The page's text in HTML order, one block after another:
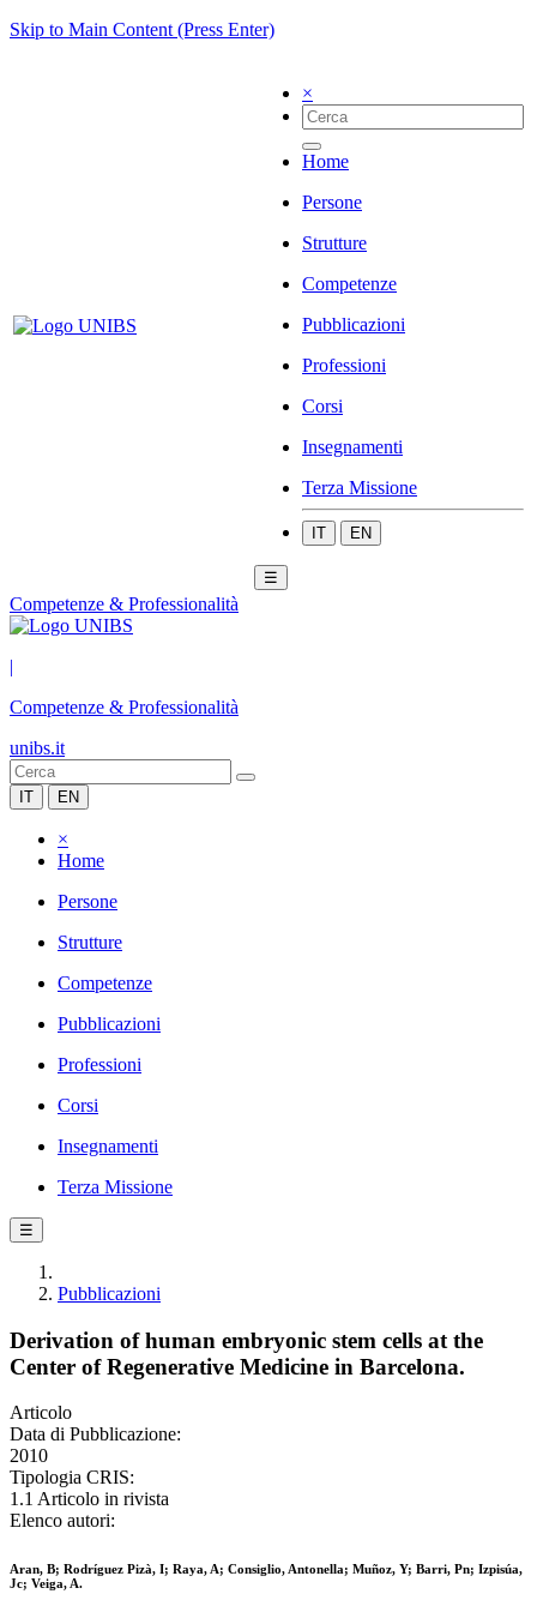
Skip to Main Content (Press Enter)
×
Home
Persone
Strutture
Competenze
Pubblicazioni
Professioni
Corsi
Insegnamenti
Terza Missione
IT EN
☰
Competenze & Professionalità
|
Competenze & Professionalità
unibs.it
IT EN
×
Home
Persone
Strutture
Competenze
Pubblicazioni
Professioni
Corsi
Insegnamenti
Terza Missione
☰
Pubblicazioni
Derivation of human embryonic stem cells at the
Center of Regenerative Medicine in Barcelona.
Articolo
Data di Pubblicazione:
2010
Tipologia CRIS:
1.1 Articolo in rivista
Elenco autori:
Aran, B; Rodríguez Pizà, I; Raya, A; Consiglio, Antonella; Muñoz, Y; Barri, Pn; Izpisúa,
Jc; Veiga, A.